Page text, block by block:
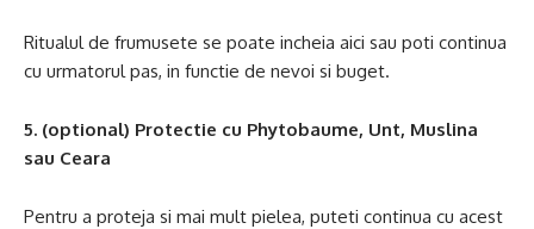
Ritualul de frumusete se poate incheia aici sau poti continua
cu urmatorul pas, in functie de nevoi si buget.
5. (optional) Protectie cu Phytobaume, Unt, Muslina
sau Ceara
Pentru a proteja si mai mult pielea, puteti continua cu acest